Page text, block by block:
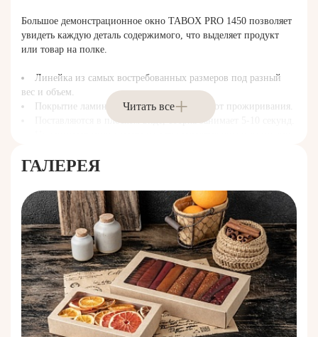
Большое демонстрационное окно TABOX PRO 1450 позволяет
увидеть каждую деталь содержимого, что выделяет продукт
или товар на полке.
Линейка из самых востребованных размеров под разный
вес и объем.
Покрытие ламинацией внутри защищает от прожиривания.
Поставляются в плоском виде, сборка занимает 5-10 секунд.
Презентовать ваш продукт – основная задача упаковки TABOX
картона и обеспечивает 100% защиту товара при перевозке, а
прозрачное окно выгодно демонстрирует содержимое.
Читать все
ГАЛЕРЕЯ